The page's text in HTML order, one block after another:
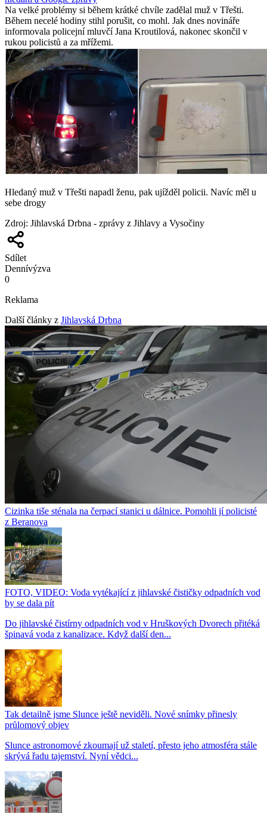
Na velké problémy si během krátké chvíle zadělal muž v Třešti.
Během necelé hodiny stihl porušit, co mohl. Jak dnes novináře
informovala policejní mluvčí Jana Kroutilová, nakonec skončil v
rukou policistů a za mřížemi.
Hledaný muž v Třešti napadl ženu, pak ujížděl policii. Navíc měl u
sebe drogy
Zdroj: Jihlavská Drbna - zprávy z Jihlavy a Vysočiny
Sdílet
Dennívýzva
0
Reklama
Další články z Jihlavská Drbna
Cizinka tiše sténala na čerpací stanici u dálnice. Pomohli jí policisté
z Beranova
FOTO, VIDEO: Voda vytékající z jihlavské čističky odpadních vod
by se dala pít
Do jihlavské čistírny odpadních vod v Hruškových Dvorech přitéká
špinavá voda z kanalizace. Když další den...
Tak detailně jsme Slunce ještě neviděli. Nové snímky přinesly
průlomový objev
Slunce astronomové zkoumají už staletí, přesto jeho atmosféra stále
skrývá řadu tajemství. Nyní vědci...